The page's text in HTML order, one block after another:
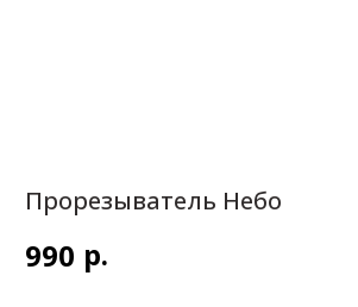
Прорезыватель Небо
990 р.